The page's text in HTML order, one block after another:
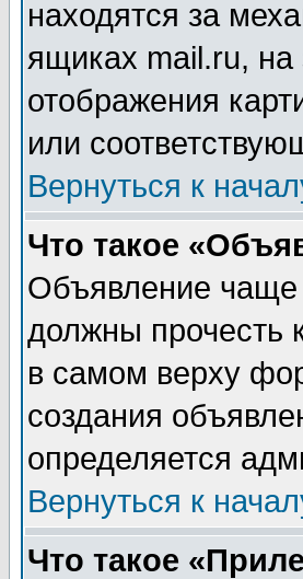
находятся за
ящиках mail.ru,
отображения
или
Вернуться к
Что такое
Объявление
должны прочесть
в самом верху
создания
определяется
Вернуться к
Что такое